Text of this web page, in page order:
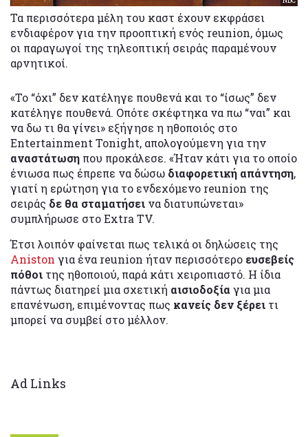
Τα περισσότερα μέλη του καστ έχουν εκφράσει
ενδιαφέρον για την προοπτική ενός reunion, όμως
οι παραγωγοί της τηλεοπτική σειράς παραμένουν
αρνητικοί.
«Το “όχι” δεν κατέληγε πουθενά και το “ίσως” δεν
κατέληγε πουθενά. Οπότε σκέφτηκα να πω “ναι” και
να δω τι θα γίνει» εξήγησε η ηθοποιός στο
Entertainment Tonight, απολογούμενη για την
αναστάτωση που προκάλεσε. «Ήταν κάτι για το οποίο
ένιωσα πως έπρεπε να δώσω διαφορετική απάντηση,
γιατί η ερώτηση για το ενδεχόμενο reunion της
σειράς δε θα σταματήσει να διατυπώνεται»
συμπλήρωσε στο Extra TV.
Έτσι λοιπόν φαίνεται πως τελικά οι δηλώσεις της
Aniston για ένα reunion ήταν περισσότερο ευσεβείς
πόθοι της ηθοποιού, παρά κάτι χειροπιαστό. Η ίδια
πάντως διατηρεί μια σχετική αισιοδοξία για μια
επανένωση, επιμένοντας πως κανείς δεν ξέρει τι
μπορεί να συμβεί στο μέλλον.
Ad Links